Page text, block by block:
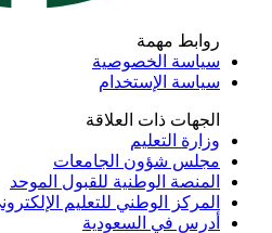
روابط مهمة
سياسة الخصوصية
سياسة الإستخدام
الجهات ذات العلاقة
وزارة التعليم
مجلس شؤون الجامعات
المنصة الوطنية للقبول الموحد
المركز الوطني للتعليم
أدرس في السعودية